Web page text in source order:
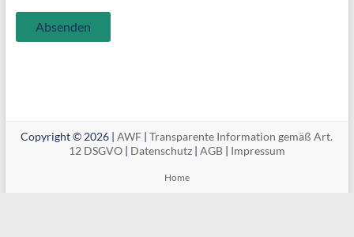
Copyright © 2026 |AWF |Transparente Information gemäß Art.
12 DSGVO| Datenschutz| AGB| Impressum
Home